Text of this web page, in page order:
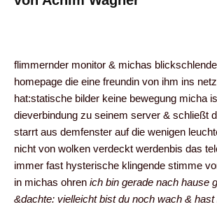
flimmernder monitor & michas
homepage die eine freundin von ihm ins
hat:statische bilder keine bewegung micha
dieverbindung zu seinem server & schließt
starrt aus demfenster auf die wenigen
nicht von wolken verdeckt werdenbis das
immer fast hysterische klingende stimme
in michas ohren ich bin gerade nach hause
&dachte: vielleicht bist du noch wach &